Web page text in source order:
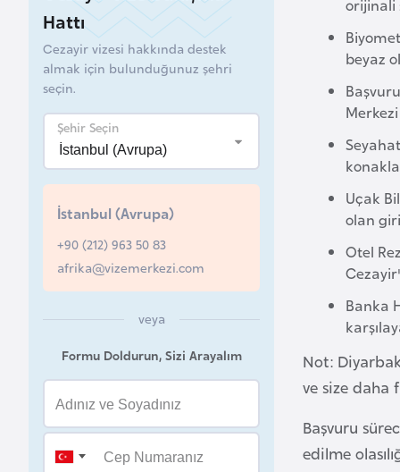
orijinali
beyaz
Uçak
olan
Otel
Banka
Not:
ve size daha
Başvuru
edilme
Hattı
Cezayir vizesi hakkında destek
almak için bulunduğunuz şehri
seçin.
Şehir Seçin
İstanbul (Avrupa)
+90 (212) 963 50 83
afrika@vizemerkezi.com
veya
Formu Doldurun, Sizi Arayalım
e
l
r
u
s
B
e
l
ç
i
a
B
e